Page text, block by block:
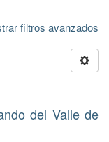
filtros avanzados
del Valle de